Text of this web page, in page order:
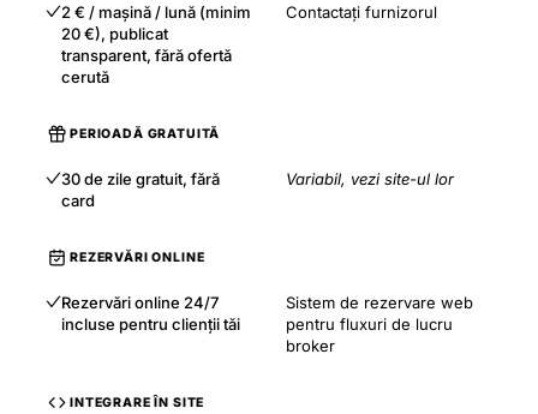
2 € / mașină / lună (minim
20 €), publicat
transparent, fără ofertă
cerută
Contactați furnizorul
PERIOADĂ GRATUITĂ
30 de zile gratuit, fără
card
Variabil, vezi site-ul lor
REZERVĂRI ONLINE
Rezervări online 24/7
incluse pentru clienții tăi
Sistem de rezervare web
pentru fluxuri de lucru
broker
INTEGRARE ÎN SITE